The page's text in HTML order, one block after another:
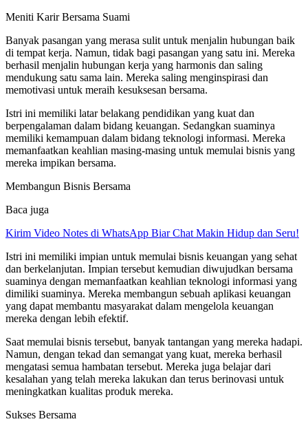
Meniti Karir Bersama Suami
Banyak pasangan yang merasa sulit untuk menjalin hubungan baik
di tempat kerja. Namun, tidak bagi pasangan yang satu ini. Mereka
berhasil menjalin hubungan kerja yang harmonis dan saling
mendukung satu sama lain. Mereka saling menginspirasi dan
memotivasi untuk meraih kesuksesan bersama.
Istri ini memiliki latar belakang pendidikan yang kuat dan
berpengalaman dalam bidang keuangan. Sedangkan suaminya
memiliki kemampuan dalam bidang teknologi informasi. Mereka
memanfaatkan keahlian masing-masing untuk memulai bisnis yang
mereka impikan bersama.
Membangun Bisnis Bersama
Baca juga
Kirim Video Notes di WhatsApp Biar Chat Makin Hidup dan Seru!
Istri ini memiliki impian untuk memulai bisnis keuangan yang sehat
dan berkelanjutan. Impian tersebut kemudian diwujudkan bersama
suaminya dengan memanfaatkan keahlian teknologi informasi yang
dimiliki suaminya. Mereka membangun sebuah aplikasi keuangan
yang dapat membantu masyarakat dalam mengelola keuangan
mereka dengan lebih efektif.
Saat memulai bisnis tersebut, banyak tantangan yang mereka hadapi.
Namun, dengan tekad dan semangat yang kuat, mereka berhasil
mengatasi semua hambatan tersebut. Mereka juga belajar dari
kesalahan yang telah mereka lakukan dan terus berinovasi untuk
meningkatkan kualitas produk mereka.
Sukses Bersama